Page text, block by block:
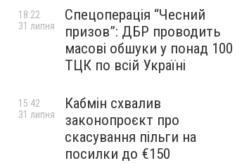
Спецоперація “Чесний
призов”: ДБР проводить
масові обшуки у понад 100
ТЦК по всій Україні
18:22
31 липня
Кабмін схвалив
законопроєкт про
скасування пільги на
посилки до €150
15:42
31 липня